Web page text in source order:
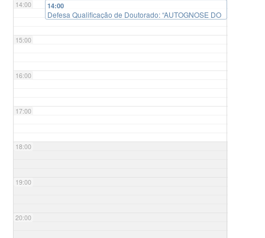
14:00
15:00
16:00
17:00
18:00
19:00
20:00
14:00
Defesa Qualificação de Doutorado: “AUTOGNOSE DO